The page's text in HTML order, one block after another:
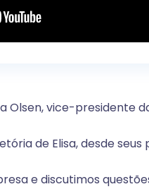
Olsen, vice-presidente
de Elisa, desde
e discutimos